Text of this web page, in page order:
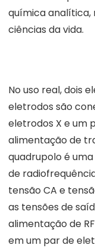
química analítica,
ciências da vida.
No uso real, dois
eletrodos são
eletrodos X e um
alimentação de
quadrupolo é
de
tensão CA e
as tensões de
alimentação de
em um par de